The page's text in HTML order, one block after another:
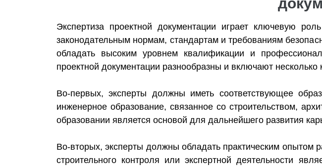
Экспертиза проектной документации играет ключевую
законодательным нормам, стандартам и требованиям
обладать высоким уровнем квалификации и
проектной документации разнообразны и включают несколько
Во-первых, эксперты должны иметь соответствующее
инженерное образование, связанное со строительством,
образовании является основой для дальнейшего развития
Во-вторых, эксперты должны обладать практическим
строительного контроля или экспертной деятельности